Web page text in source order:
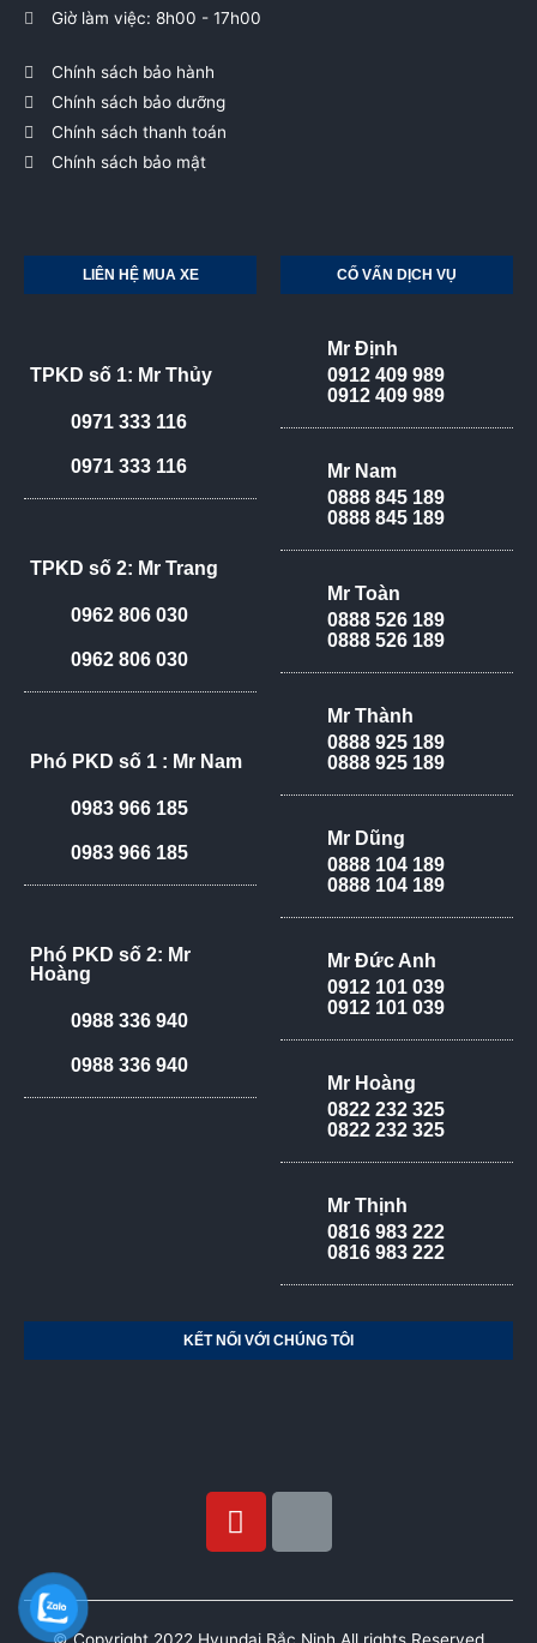
Giờ làm việc: 8h00 - 17h00
Chính sách bảo hành
Chính sách bảo dưỡng
Chính sách thanh toán
Chính sách bảo mật
LIÊN HỆ MUA XE
TPKD số 1: Mr Thủy
0971 333 116
0971 333 116
TPKD số 2: Mr Trang
0962 806 030
0962 806 030
Phó PKD số 1 : Mr Nam
0983 966 185
0983 966 185
Phó PKD số 2: Mr
Hoàng
0988 336 940
0988 336 940
CỐ VẤN DỊCH VỤ
Mr Định
0912 409 989
0912 409 989
Mr Nam
0888 845 189
0888 845 189
Mr Toàn
0888 526 189
0888 526 189
Mr Thành
0888 925 189
0888 925 189
Mr Dũng
0888 104 189
0888 104 189
Mr Đức Anh
0912 101 039
0912 101 039
Mr Hoàng
0822 232 325
0822 232 325
Mr Thịnh
0816 983 222
0816 983 222
KẾT NỐI VỚI CHÚNG TÔI